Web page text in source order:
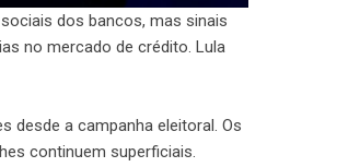
dos bancos, mas sinais
no mercado de crédito. Lula
desde a campanha eleitoral. Os
continuem superficiais.